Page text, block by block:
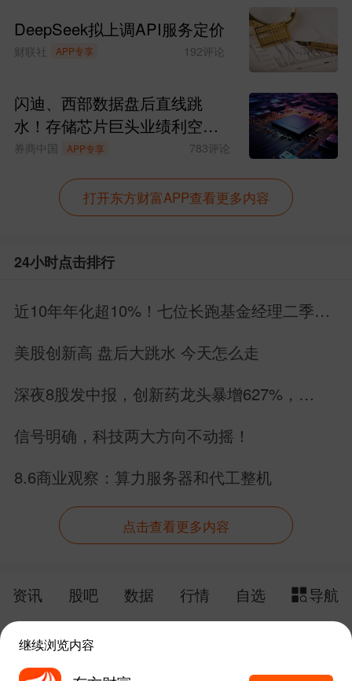
DeepSeek拟上调API服务定价
财联社 APP专享 192评论
闪迪、西部数据盘后直线跳
水！存储芯片巨头业绩利空来
袭
券商中国 APP专享 783评论
打开东方财富APP查看更多内容
24小时点击排行
近10年年化超10%！七位长跑基金经理二季报
美股创新高 盘后大跳水 今天怎么走
深夜8股发中报，创新药龙头暴增627%，
信号明确，科技两大方向不动摇！
8.6商业观察：算力服务器和代工整机
点击查看更多内容
资讯 股吧 数据 行情 自选
导航
继续浏览内容